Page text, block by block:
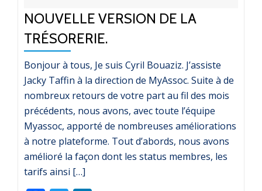
NOUVELLE VERSION DE LA
TRÉSORERIE.
Bonjour à tous, Je suis Cyril Bouaziz. J’assiste
Jacky Taffin à la direction de MyAssoc. Suite à de
nombreux retours de votre part au fil des mois
précédents, nous avons, avec toute l’équipe
Myassoc, apporté de nombreuses améliorations
à notre plateforme. Tout d’abords, nous avons
amélioré la façon dont les status membres, les
tarifs ainsi […]